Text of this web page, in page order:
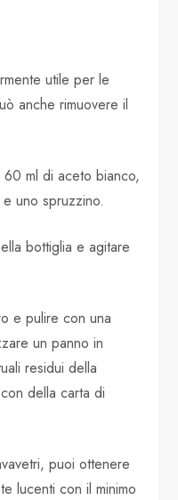
utile per le
anche rimuovere il
ml di aceto bianco,
uno spruzzino.
bottiglia e agitare
e pulire con una
un panno in
residui della
della carta di
puoi ottenere
lucenti con il minimo